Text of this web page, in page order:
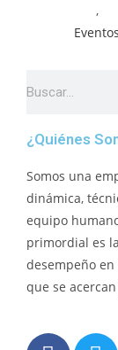
,
Eventos
¿Quiénes
Somos una
dinámica,
equipo
primordial es
desempeño
que se